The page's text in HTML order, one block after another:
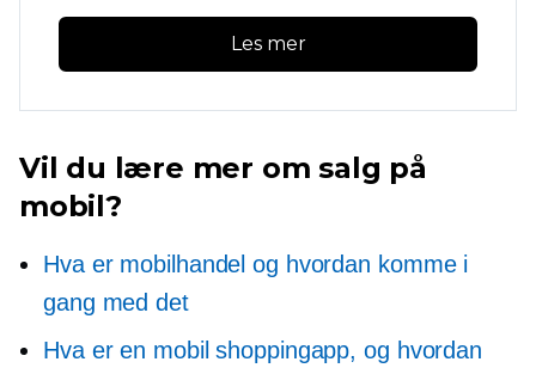
Les mer
Vil du lære mer om salg på
mobil?
Hva er mobilhandel og hvordan komme i
gang med det
Hva er en mobil shoppingapp, og hvordan